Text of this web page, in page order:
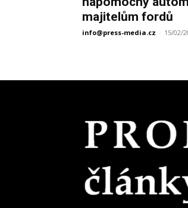
majitelům fordů
info@press-media.cz - 15/02/